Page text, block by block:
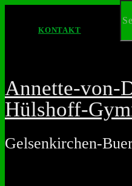
KONTAKT
Annette-von-
Hülshoff-
Gelsenkirchen-